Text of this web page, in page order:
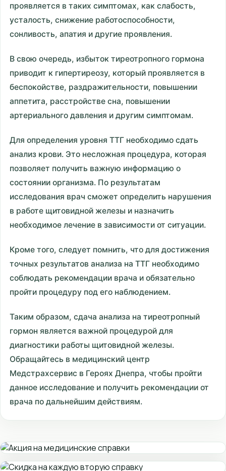
проявляется в таких симптомах, как слабость,
усталость, снижение работоспособности,
сонливость, апатия и другие проявления.
В свою очередь, избыток тиреотропного гормона
приводит к гипертиреозу, который проявляется в
беспокойстве, раздражительности, повышении
аппетита, расстройстве сна, повышении
артериального давления и другим симптомам.
Для определения уровня ТТГ необходимо сдать
анализ крови. Это несложная процедура, которая
позволяет получить важную информацию о
состоянии организма. По результатам
исследования врач сможет определить нарушения
в работе щитовидной железы и назначить
необходимое лечение в зависимости от ситуации.
Кроме того, следует помнить, что для достижения
точных результатов анализа на ТТГ необходимо
соблюдать рекомендации врача и обязательно
пройти процедуру под его наблюдением.
Таким образом, сдача анализа на тиреотропный
гормон является важной процедурой для
диагностики работы щитовидной железы.
Обращайтесь в медицинский центр
Медстрахсервис в Героях Днепра, чтобы пройти
данное исследование и получить рекомендации от
врача по дальнейшим действиям.